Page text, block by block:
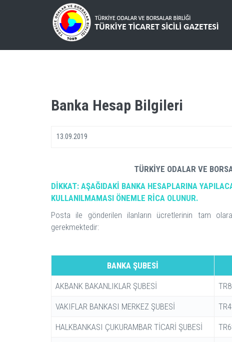
Banka Hesap Bilgileri
13.09.2019
TÜRKİYE ODALAR VE
DİKKAT: AŞAĞIDAKİ BANKA HESAPLARINA
KULLANILMAMASI ÖNEMLE RİCA OLUNUR.
Posta ile gönderilen ilanların ücretlerinin tam
gerekmektedir:
BANKA ŞUBESİ
AKBANK BAKANLIKLAR ŞUBESİ
VAKIFLAR BANKASI MERKEZ ŞUBESİ
HALKBANKASI ÇUKURAMBAR TİCARİ ŞUBESİ